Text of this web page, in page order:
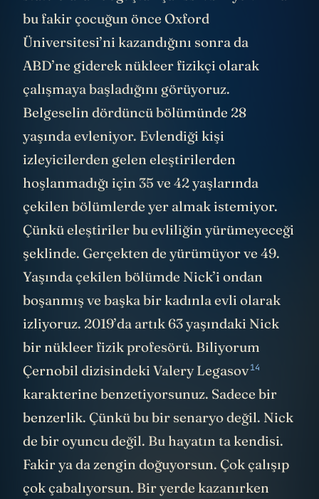
bu fakir çocuğun önce Oxford
Üniversitesi’ni kazandığını sonra da
ABD’ne giderek nükleer fizikçi olarak
çalışmaya başladığını görüyoruz.
Belgeselin dördüncü bölümünde 28
yaşında evleniyor. Evlendiği kişi
izleyicilerden gelen eleştirilerden
hoşlanmadığı için 35 ve 42 yaşlarında
çekilen bölümlerde yer almak istemiyor.
Çünkü eleştiriler bu evliliğin yürümeyeceği
şeklinde. Gerçekten de yürümüyor ve 49.
Yaşında çekilen bölümde Nick’i ondan
boşanmış ve başka bir kadınla evli olarak
izliyoruz. 2019’da artık 63 yaşındaki Nick
bir nükleer fizik profesörü. Biliyorum
Çernobil dizisindeki Valery Legasov14
karakterine benzetiyorsunuz. Sadece bir
benzerlik. Çünkü bu bir senaryo değil. Nick
de bir oyuncu değil. Bu hayatın ta kendisi.
Fakir ya da zengin doğuyorsun. Çok çalışıp
çok çabalıyorsun. Bir yerde kazanırken